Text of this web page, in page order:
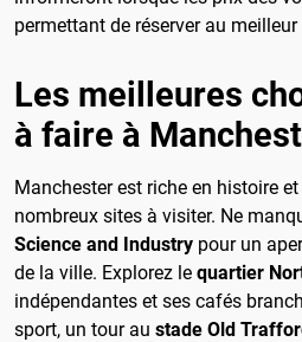
permettant de réserver au
Les meilleures
à faire à
Manchester est riche en histoire
nombreux sites à visiter. Ne
Science and Industry pour un
de la ville. Explorez le quartier
indépendantes et ses cafés
sport, un tour au stade Old